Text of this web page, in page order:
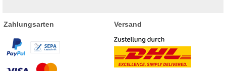
Zahlungsarten Versand